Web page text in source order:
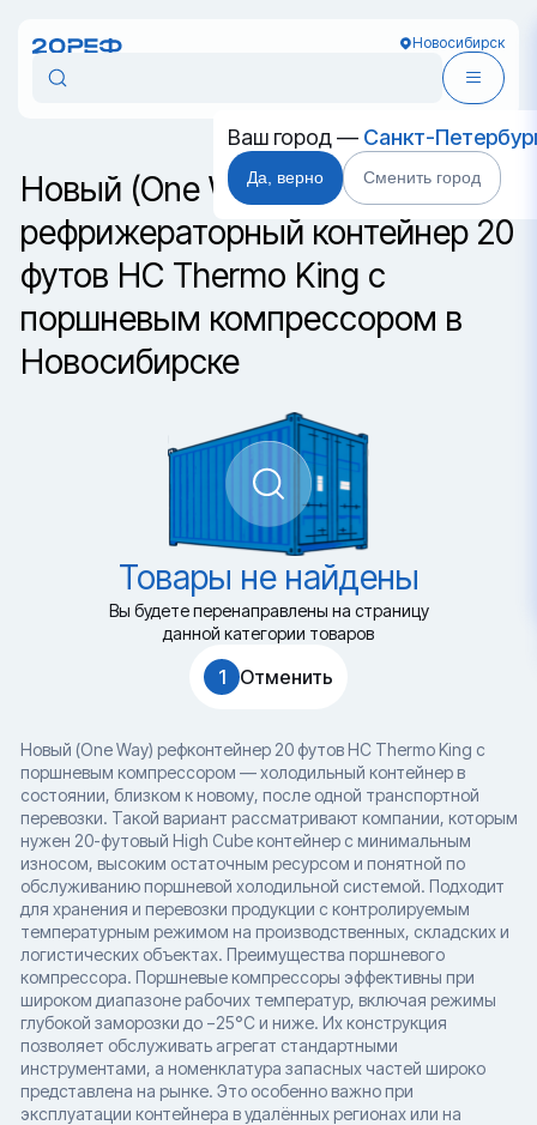
Новосибирск
Ваш город — Санкт-
Да, верно Сменить город
Новый (One Way)
рефрижераторный контейнер 20
футов HC Thermo King с
поршневым компрессором в
Новосибирске
Товары не найдены
Вы будете перенаправлены на страницу
данной категории товаров
1 Отменить
Новый (One Way) рефконтейнер 20 футов HC Thermo King с
поршневым компрессором — холодильный контейнер в
состоянии, близком к новому, после одной транспортной
перевозки. Такой вариант рассматривают компании, которым
нужен 20-футовый High Cube контейнер с минимальным
износом, высоким остаточным ресурсом и понятной по
обслуживанию поршневой холодильной системой. Подходит
для хранения и перевозки продукции с контролируемым
температурным режимом на производственных, складских и
логистических объектах. Преимущества поршневого
компрессора. Поршневые компрессоры эффективны при
широком диапазоне рабочих температур, включая режимы
глубокой заморозки до −25°C и ниже. Их конструкция
позволяет обслуживать агрегат стандартными
инструментами, а номенклатура запасных частей широко
представлена на рынке. Это особенно важно при
эксплуатации контейнера в удалённых регионах или на